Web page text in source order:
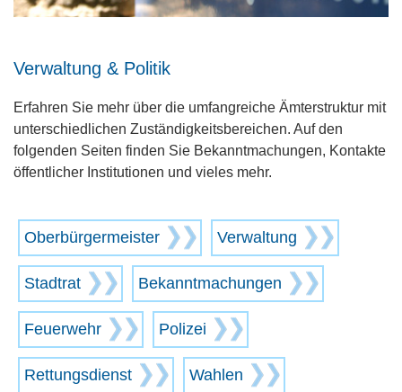
Verwaltung & Politik
Erfahren Sie mehr über die umfangreiche Ämterstruktur mit
unterschiedlichen Zuständigkeitsbereichen. Auf den
folgenden Seiten finden Sie Bekanntmachungen, Kontakte
öffentlicher Institutionen und vieles mehr.
Oberbürgermeister Verwaltung
Stadtrat Bekanntmachungen
Feuerwehr Polizei
Rettungsdienst Wahlen